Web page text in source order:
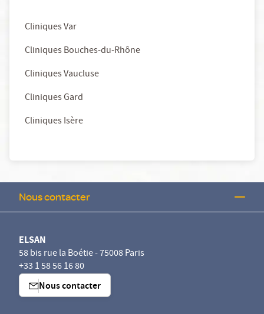
Cliniques Var
Cliniques Bouches-du-Rhône
Cliniques Vaucluse
Cliniques Gard
Cliniques Isère
Nous contacter
ELSAN
58 bis rue la Boétie - 75008 Paris
+33 1 58 56 16 80
Nous contacter